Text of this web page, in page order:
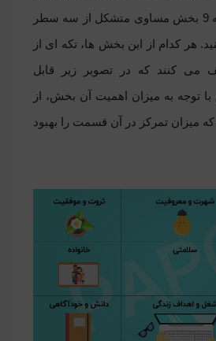
حالت باید میزتان را به 9 بخش مساوی متشکل از سه سطر
هر کدام از این بخش ها، تکه ای از
می ‌کنند که در تصویر زیر قابل
به میزان اهمیت آن بخش، از
میزان تمرکز در آن قسمت را بهبود